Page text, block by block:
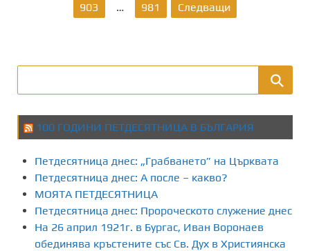
д
е
л
н
е
н
903 … 981 Следващи
100 ГОДИНИ ПЕТДЕСЯТНИЦА В БЪЛГАРИЯ
Петдесятница днес: „Грабването” на Църквата
Петдесятница днес: А после – какво?
МОЯТА ПЕТДЕСЯТНИЦА
Петдесятница днес: Пророческото служение днес
На 26 април 1921г. в Бургас, Иван Воронаев
обединява кръстените със Св. Дух в Християнска